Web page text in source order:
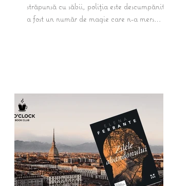
străpunsă cu săbii, poliţia este descumpănită:
a fost un număr de magie care n-a mers